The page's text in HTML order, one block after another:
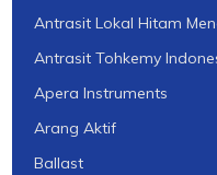
Antrasit Lokal Hitam
Antrasit Tohkemy
Apera Instruments
Arang Aktif
Ballast